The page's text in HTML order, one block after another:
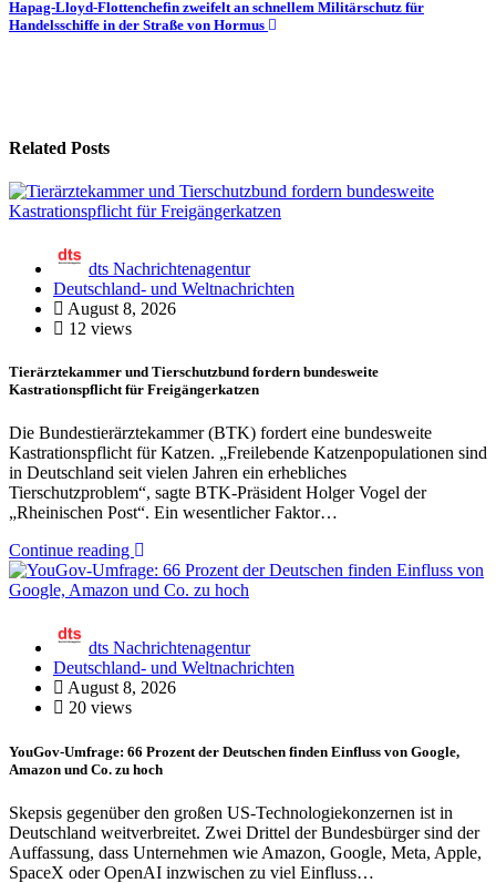
Hapag-Lloyd-Flottenchefin zweifelt an schnellem Militärschutz für
Handelsschiffe in der Straße von Hormus
Related Posts
dts Nachrichtenagentur
Deutschland- und Weltnachrichten
August 8, 2026
12 views
Tierärztekammer und Tierschutzbund fordern bundesweite
Kastrationspflicht für Freigängerkatzen
Die Bundestierärztekammer (BTK) fordert eine bundesweite
Kastrationspflicht für Katzen. „Freilebende Katzenpopulationen sind
in Deutschland seit vielen Jahren ein erhebliches
Tierschutzproblem“, sagte BTK-Präsident Holger Vogel der
„Rheinischen Post“. Ein wesentlicher Faktor…
Continue reading
dts Nachrichtenagentur
Deutschland- und Weltnachrichten
August 8, 2026
20 views
YouGov-Umfrage: 66 Prozent der Deutschen finden Einfluss von Google,
Amazon und Co. zu hoch
Skepsis gegenüber den großen US-Technologiekonzernen ist in
Deutschland weitverbreitet. Zwei Drittel der Bundesbürger sind der
Auffassung, dass Unternehmen wie Amazon, Google, Meta, Apple,
SpaceX oder OpenAI inzwischen zu viel Einfluss…